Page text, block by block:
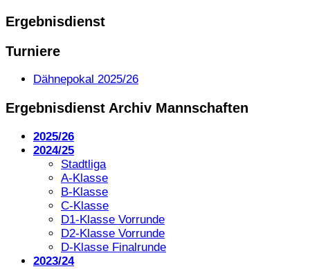
Ergebnisdienst
Turniere
Dähnepokal 2025/26
Ergebnisdienst Archiv Mannschaften
2025/26
2024/25
Stadtliga
A-Klasse
B-Klasse
C-Klasse
D1-Klasse Vorrunde
D2-Klasse Vorrunde
D-Klasse Finalrunde
2023/24